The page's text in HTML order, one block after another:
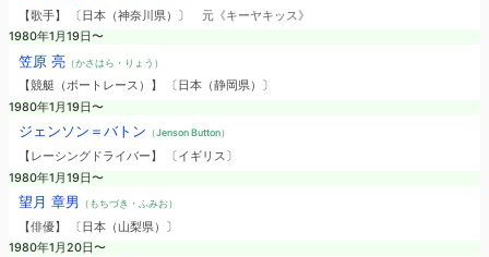
【歌手】 〔日本（神奈川県）〕 元《キーヤキッス》
1980年1月19日〜
笠原 亮（かさはら・りょう）
【競艇（ボートレース）】 〔日本（静岡県）〕
1980年1月19日〜
ジェンソン＝バトン （Jenson Button）
【レーシングドライバー】 〔イギリス〕
1980年1月19日〜
望月 章男 （もちづき・ふみお）
【俳優】 〔日本（山梨県）〕
1980年1月20日〜